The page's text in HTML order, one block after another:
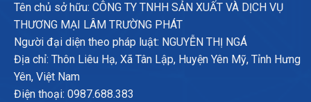
Tên chủ sở hữu: CÔNG TY TNHH SẢN XUẤT VÀ DỊCH VỤ
THƯƠNG MẠI LÂM TRƯỜNG PHÁT
Người đại diện theo pháp luật: NGUYỄN THỊ NGÁ
Địa chỉ: Thôn Liêu Hạ, Xã Tân Lập, Huyện Yên Mỹ, Tỉnh Hưng
Yên, Việt Nam
Điện thoại: 0987.688.383